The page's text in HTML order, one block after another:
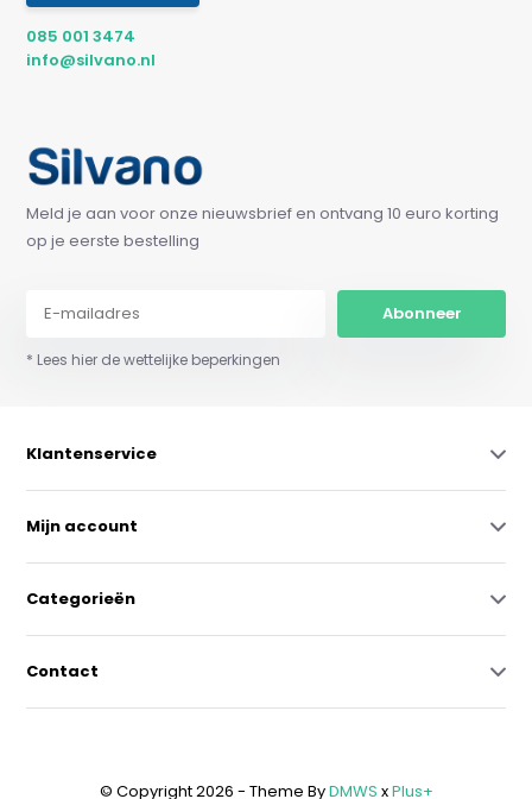
085 001 3474
info@silvano.nl
Meld je aan voor onze nieuwsbrief en ontvang 10 euro korting
op je eerste bestelling
Abonneer
* Lees hier de wettelijke beperkingen
Klantenservice
Mijn account
Categorieën
Contact
© Copyright 2026 - Theme ByDMWS xPlus+